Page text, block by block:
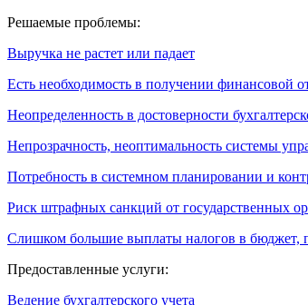
Решаемые проблемы:
Выручка не растет или падает
Есть необходимость в получении финансовой
Неопределенность в достоверности
Непрозрачность, неоптимальность системы
Потребность в системном планировании и
Риск штрафных санкций от государственных
Слишком большие выплаты налогов в бюджет,
Предоставленные услуги:
Ведение бухгалтерского учета